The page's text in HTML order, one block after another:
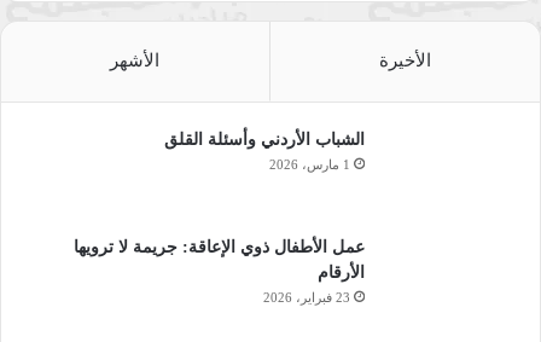
الأخيرة الأشهر
الشباب الأردني وأسئلة القلق
1 مارس، 2026
عمل الأطفال ذوي الإعاقة: جريمة لا ترويها
الأرقام
23 فبراير، 2026